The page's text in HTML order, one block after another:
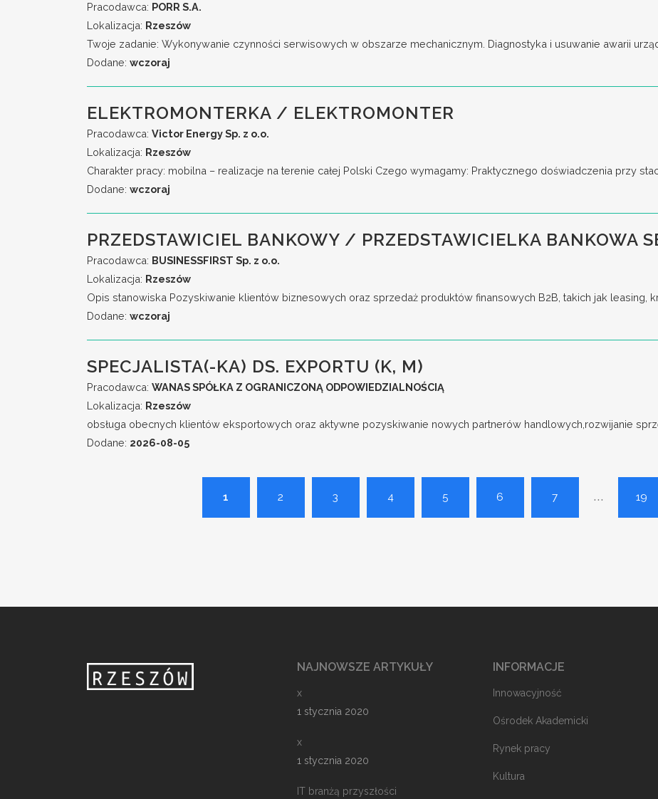
Pracodawca: PORR S.A.
Lokalizacja: Rzeszów
Twoje zadanie: Wykonywanie czynności serwisowych w obszarze mechanicznym. Diagnostyka i usuwanie awarii
Dodane: wczoraj
ELEKTROMONTERKA / ELEKTROMONTER
Pracodawca: Victor Energy Sp. z o.o.
Lokalizacja: Rzeszów
Charakter pracy: mobilna – realizacje na terenie całej Polski Czego wymagamy: Praktycznego doświadczenia przy
Dodane: wczoraj
PRZEDSTAWICIEL BANKOWY / PRZEDSTAWICIELKA BANKOWA
Pracodawca: BUSINESSFIRST Sp. z o.o.
Lokalizacja: Rzeszów
Opis stanowiska Pozyskiwanie klientów biznesowych oraz sprzedaż produktów finansowych B2B, takich jak leasing,
Dodane: wczoraj
SPECJALISTA(-KA) DS. EXPORTU (K, M)
Pracodawca: WANAS SPÓŁKA Z OGRANICZONĄ ODPOWIEDZIALNOŚCIĄ
Lokalizacja: Rzeszów
obsługa obecnych klientów eksportowych oraz aktywne pozyskiwanie nowych partnerów handlowych,rozwijanie
Dodane: 2026-08-05
1 2 3 4 5 6 7 ... 19
NAJNOWSZE ARTYKUŁY
x
1 stycznia 2020
x
1 stycznia 2020
IT branżą przyszłości
INFORMACJE
Innowacyjność
Ośrodek Akademicki
Rynek pracy
Kultura